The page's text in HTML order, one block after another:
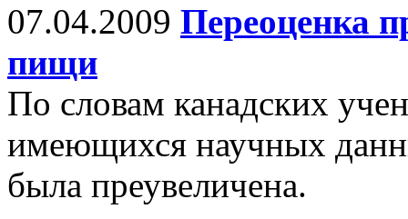
07.04.2009 Переоценка
пищи
По словам канадских
имеющихся научных
была преувеличена.